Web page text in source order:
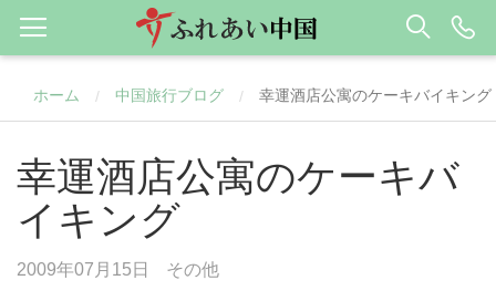
ホーム / 中国旅行ブログ / 幸運酒店公寓のケーキバイキング
幸運酒店公寓のケーキバ
イキング
2009年07月15日 その他